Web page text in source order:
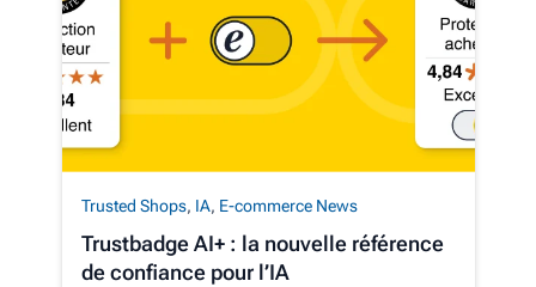
Trusted Shops, IA, E-commerce News
Trustbadge AI+ : la nouvelle référence
de confiance pour l’IA